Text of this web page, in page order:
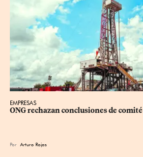
EMPRESAS
ONG rechazan conclusiones de comité
Por Arturo Rojas